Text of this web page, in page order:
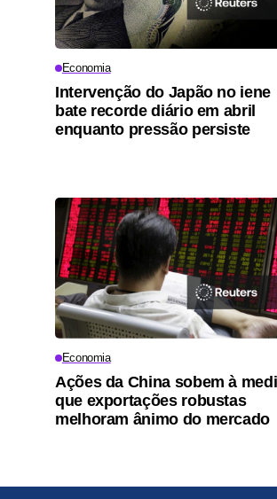
Economia
Intervenção do Japão no iene
bate recorde diário em abril
enquanto pressão persiste
Economia
Ações da China sobem à
que exportações robustas
melhoram ânimo do mercado